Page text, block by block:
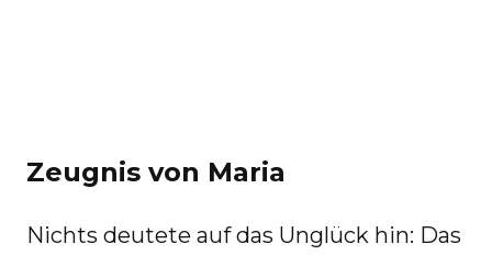
Zeugnis von Maria
Nichts deutete auf das Unglück hin: Das